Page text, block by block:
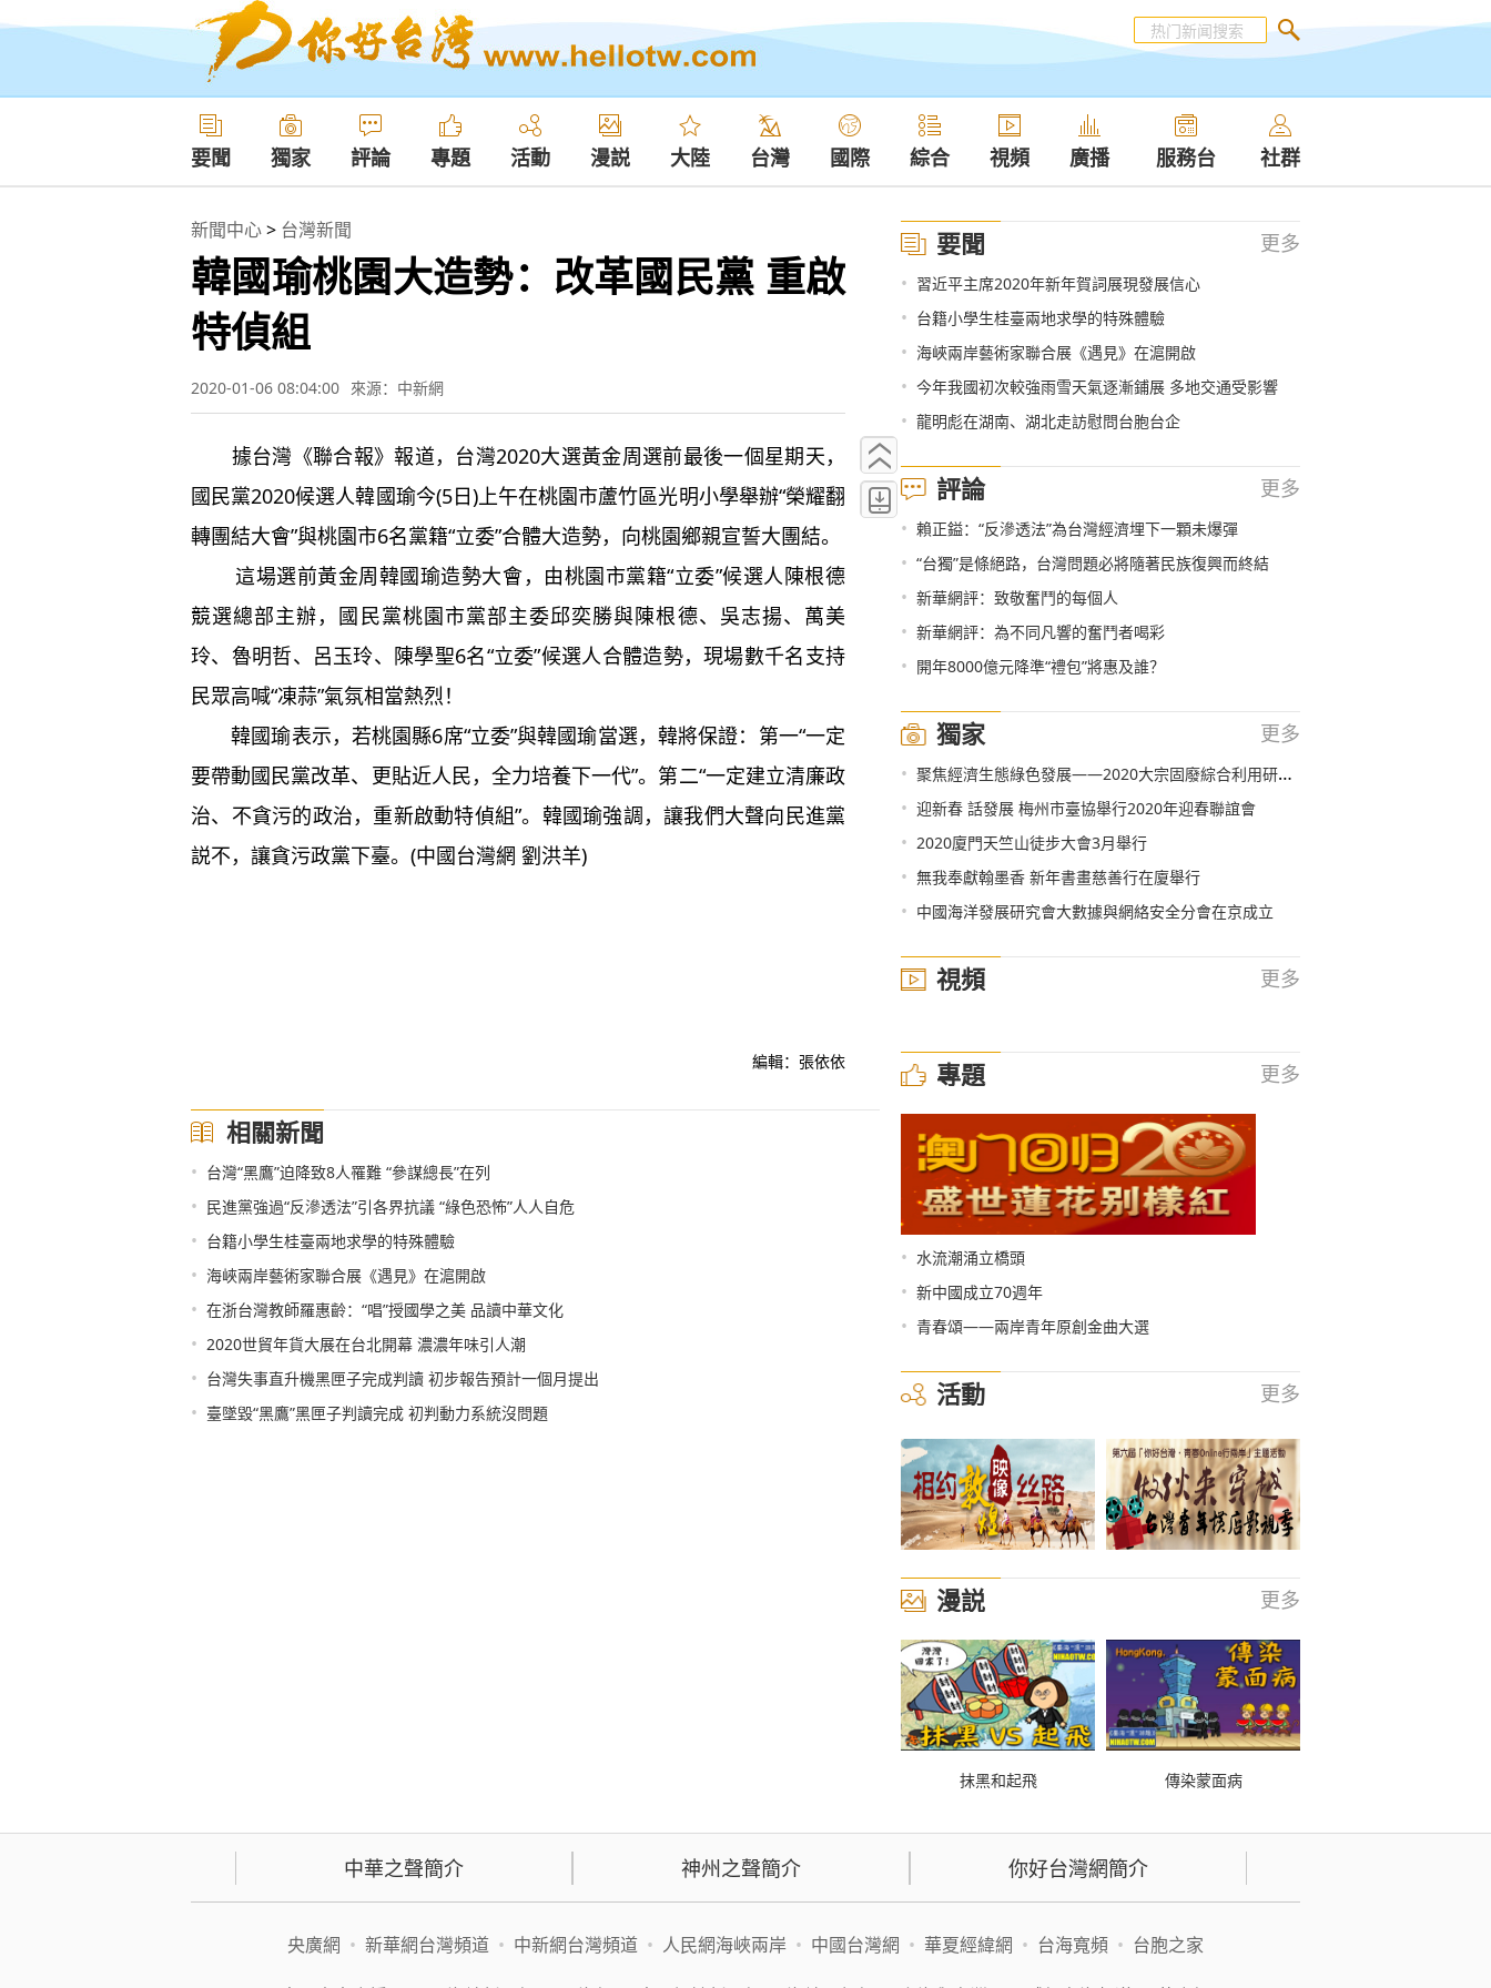
要聞 獨家 評論 專題 活動 漫説 大陸 台灣 國際 綜合 視頻 廣播 服務台 社群
新聞中心> 台灣新聞
韓國瑜桃園大造勢：改革國民黨 重啟
特偵組
2020-01-06 08:04:00 來源：中新網
據台灣《聯合報》報道，台灣2020大選黃金周選前最後一個星期天，
國民黨2020候選人韓國瑜今(5日)上午在桃園市蘆竹區光明小學舉辦“榮耀翻
轉團結大會”與桃園市6名黨籍“立委”合體大造勢，向桃園鄉親宣誓大團結。
這場選前黃金周韓國瑜造勢大會，由桃園市黨籍“立委”候選人陳根德
競選總部主辦，國民黨桃園市黨部主委邱奕勝與陳根德、吳志揚、萬美
玲、魯明哲、呂玉玲、陳學聖6名“立委”候選人合體造勢，現場數千名支持
民眾高喊“凍蒜”氣氛相當熱烈！
韓國瑜表示，若桃園縣6席“立委”與韓國瑜當選，韓將保證：第一“一定
要帶動國民黨改革、更貼近人民，全力培養下一代”。第二“一定建立清廉政
治、不貪污的政治，重新啟動特偵組”。韓國瑜強調，讓我們大聲向民進黨
説不，讓貪污政黨下臺。(中國台灣網 劉洪羊)
編輯：張依依
相關新聞
• 台灣“黑鷹”迫降致8人罹難 “參謀總長”在列
• 民進黨強過“反滲透法”引各界抗議 “綠色恐怖”人人自危
• 台籍小學生桂臺兩地求學的特殊體驗
• 海峽兩岸藝術家聯合展《遇見》在滬開啟
• 在浙台灣教師羅惠齡：“唱”授國學之美 品讀中華文化
• 2020世貿年貨大展在台北開幕 濃濃年味引人潮
• 台灣失事直升機黑匣子完成判讀 初步報告預計一個月提出
• 臺墜毀“黑鷹”黑匣子判讀完成 初判動力系統沒問題
要聞 更多
• 習近平主席2020年新年賀詞展現發展信心
• 台籍小學生桂臺兩地求學的特殊體驗
• 海峽兩岸藝術家聯合展《遇見》在滬開啟
• 今年我國初次較強雨雪天氣逐漸鋪展 多地交通受影響
• 龍明彪在湖南、湖北走訪慰問台胞台企
評論 更多
• 賴正鎰：“反滲透法”為台灣經濟埋下一顆未爆彈
• “台獨”是條絕路，台灣問題必將隨著民族復興而終結
• 新華網評：致敬奮鬥的每個人
• 新華網評：為不同凡響的奮鬥者喝彩
• 開年8000億元降準“禮包”將惠及誰？
獨家 更多
• 聚焦經濟生態綠色發展——2020大宗固廢綜合利用研討會在京舉行
• 迎新春 話發展 梅州市臺協舉行2020年迎春聯誼會
• 2020廈門天竺山徒步大會3月舉行
• 無我奉獻翰墨香 新年書畫慈善行在廈舉行
• 中國海洋發展研究會大數據與網絡安全分會在京成立
視頻 更多
專題 更多
• 水流潮涌立橋頭
• 新中國成立70週年
• 青春頌——兩岸青年原創金曲大選
活動 更多
漫説 更多
抹黑和起飛 傳染蒙面病
中華之聲簡介 神州之聲簡介 你好台灣網簡介
央廣網 • 新華網台灣頻道 • 中新網台灣頻道 • 人民網海峽兩岸 • 中國台灣網 • 華夏經緯網 • 台海寬頻 • 台胞之家